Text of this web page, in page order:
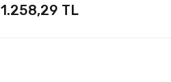
1.258,29 TL